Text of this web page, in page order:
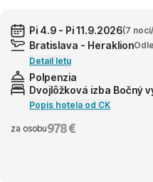
Pi 4.9 - Pi 11.9.2026(7
Bratislava - Heraklion
Detail letu
Polpenzia
Dvojlôžková izba Bočný
Popis hotela od CK
za osobu978 €